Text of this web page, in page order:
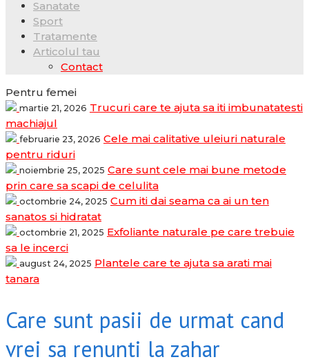
Sanatate
Sport
Tratamente
Articolul tau
Contact
Pentru femei
martie 21, 2026 Trucuri care te ajuta sa iti imbunatatesti
machiajul
februarie 23, 2026 Cele mai calitative uleiuri naturale
pentru riduri
noiembrie 25, 2025 Care sunt cele mai bune metode
prin care sa scapi de celulita
octombrie 24, 2025 Cum iti dai seama ca ai un ten
sanatos si hidratat
octombrie 21, 2025 Exfoliante naturale pe care trebuie
sa le incerci
august 24, 2025 Plantele care te ajuta sa arati mai
tanara
Care sunt pasii de urmat cand
vrei sa renunti la zahar